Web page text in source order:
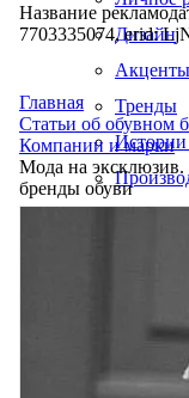
Дизайн
Акценты
Тренды
Истории
Название
7703335074, erid:
Главная
Статьи об обувном
Компании и марки
Мода на эксклюзив.
бренды обуви